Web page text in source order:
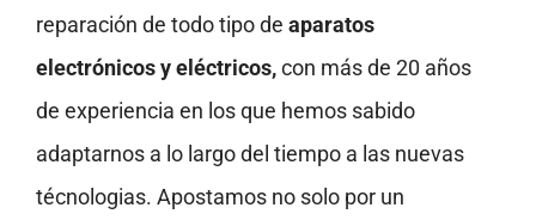
reparación de todo tipo de aparatos
electrónicos y eléctricos,con más de 20 años
de experiencia en los que hemos sabido
adaptarnos a lo largo del tiempo a las nuevas
técnologias. Apostamos no solo por un